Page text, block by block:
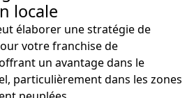
locale
élaborer une stratégie de
votre franchise de
un avantage dans le
particulièrement dans les zones